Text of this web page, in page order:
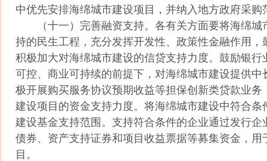
中优先安排海绵城市建设项目，并纳入地方政府采购
（十一）完善融资支持。各有关方面要将海绵城
持的民生工程，充分发挥开发性、政策性金融作用，
积极加大对海绵城市建设的信贷支持力度。鼓励银行
可控、商业可持续的前提下，对海绵城市建设提供中
极开展购买服务协议预期收益等担保创新类贷款业务
建设项目的资金支持力度。将海绵城市建设中符合条
建设基金支持范围。支持符合条件的企业通过发行企
债券、资产支持证券和项目收益票据等募集资金，用
目。